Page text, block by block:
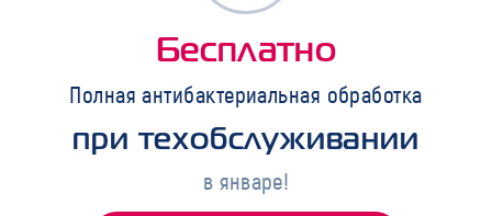
Бесплатно
Полная антибактериальная обработка
при техобслуживании
в январе!